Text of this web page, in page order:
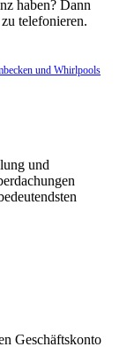
haben? Dann
telefonieren.
und Whirlpools
und
Geschäftskonto